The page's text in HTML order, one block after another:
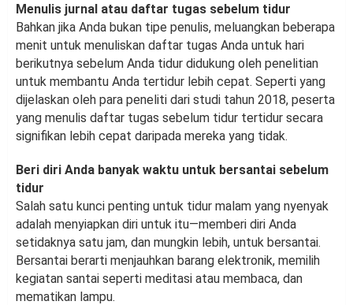
Menulis jurnal atau daftar tugas sebelum tidur
Bahkan jika Anda bukan tipe penulis, meluangkan beberapa
menit untuk menuliskan daftar tugas Anda untuk hari
berikutnya sebelum Anda tidur didukung oleh penelitian
untuk membantu Anda tertidur lebih cepat. Seperti yang
dijelaskan oleh para peneliti dari studi tahun 2018, peserta
yang menulis daftar tugas sebelum tidur tertidur secara
signifikan lebih cepat daripada mereka yang tidak.
Beri diri Anda banyak waktu untuk bersantai sebelum
tidur
Salah satu kunci penting untuk tidur malam yang nyenyak
adalah menyiapkan diri untuk itu—memberi diri Anda
setidaknya satu jam, dan mungkin lebih, untuk bersantai.
Bersantai berarti menjauhkan barang elektronik, memilih
kegiatan santai seperti meditasi atau membaca, dan
mematikan lampu.